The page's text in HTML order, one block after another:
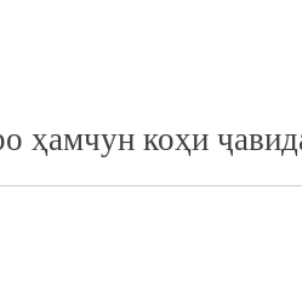
ҳамчун коҳи